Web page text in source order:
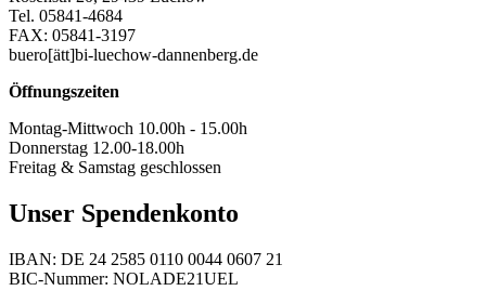
Tel. 05841-4684
FAX: 05841-3197
buero[ätt]bi-luechow-dannenberg.de
Öffnungszeiten
Montag-Mittwoch 10.00h - 15.00h
Donnerstag 12.00-18.00h
Freitag & Samstag geschlossen
Unser Spendenkonto
IBAN: DE 24 2585 0110 0044 0607 21
BIC-Nummer: NOLADE21UEL